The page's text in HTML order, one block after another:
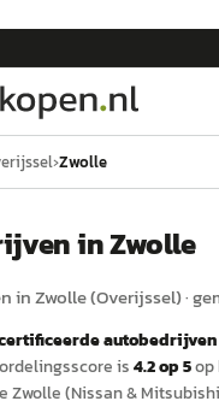
›Zwolle
inZwolle
inZwolle(Overijssel)·
autobedrijven
is4.2op 5op
Zwolle (Nissan &